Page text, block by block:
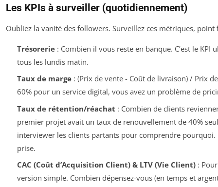
Les KPIs à surveiller (quotidiennement)
Oubliez la vanité des followers. Surveillez ces métriques, point
Trésorerie: Combien il vous reste en banque. C’est le KPI
tous les lundis matin.
Taux de marge: (Prix de vente - Coût de livraison) / Prix de
60% pour un service digital, vous avez un problème de
Taux de rétention/réachat : Combien de clients
premier projet avait un taux de renouvellement de 40%
interviewer les clients partants pour comprendre pourquoi.
prise.
CAC (Coût d’Acquisition Client) & LTV (Vie Client): Pour
version simple. Combien dépensez-vous (en temps et